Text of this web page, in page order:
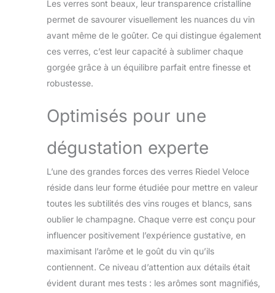
Les verres sont beaux, leur transparence cristalline
permet de savourer visuellement les nuances du vin
avant même de le goûter. Ce qui distingue également
ces verres, c’est leur capacité à sublimer chaque
gorgée grâce à un équilibre parfait entre finesse et
robustesse.
Optimisés pour une
dégustation experte
L’une des grandes forces des verres Riedel Veloce
réside dans leur forme étudiée pour mettre en valeur
toutes les subtilités des vins rouges et blancs, sans
oublier le champagne. Chaque verre est conçu pour
influencer positivement l’expérience gustative, en
maximisant l’arôme et le goût du vin qu’ils
contiennent. Ce niveau d’attention aux détails était
évident durant mes tests : les arômes sont magnifiés,